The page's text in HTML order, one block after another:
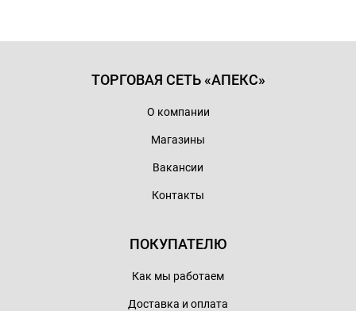
ТОРГОВАЯ СЕТЬ «АПЕКС»
О компании
Магазины
Вакансии
Контакты
ПОКУПАТЕЛЮ
Как мы работаем
Доставка и оплата